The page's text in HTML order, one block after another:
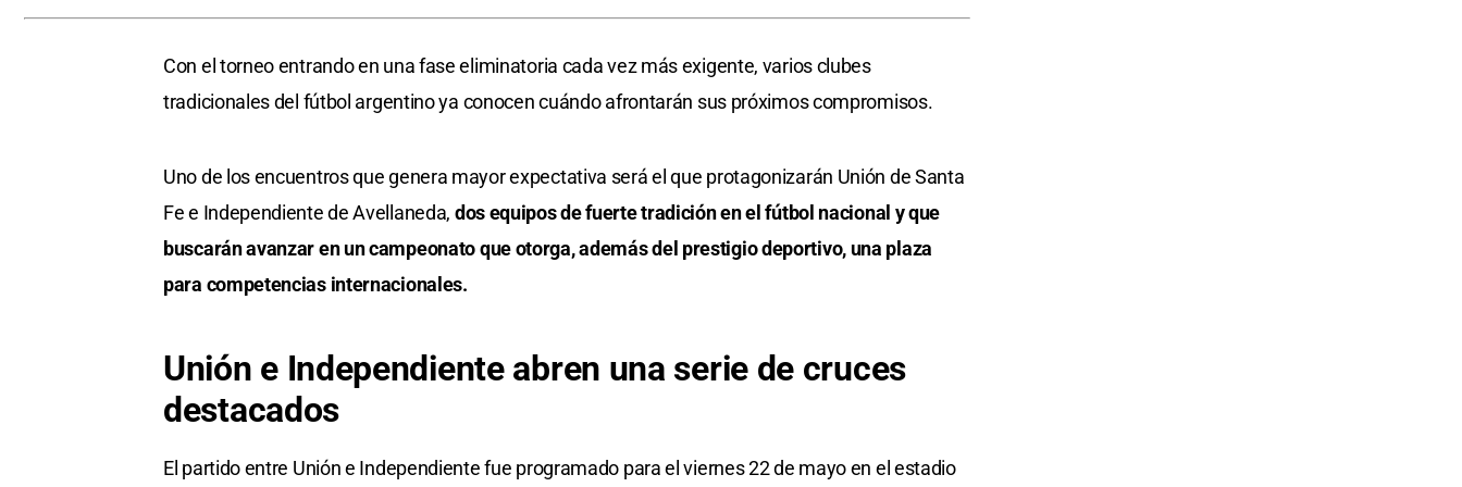
Con el torneo entrando en una fase eliminatoria cada vez más exigente, varios clubes
tradicionales del fútbol argentino ya conocen cuándo afrontarán sus próximos compromisos.
Uno de los encuentros que genera mayor expectativa será el que protagonizarán Unión de Santa
Fe e Independiente de Avellaneda, dos equipos de fuerte tradición en el fútbol nacional y que
buscarán avanzar en un campeonato que otorga, además del prestigio deportivo, una plaza
para competencias internacionales.
Unión e Independiente abren una serie de cruces
destacados
El partido entre Unión e Independiente fue programado para el viernes 22 de mayo en el estadio